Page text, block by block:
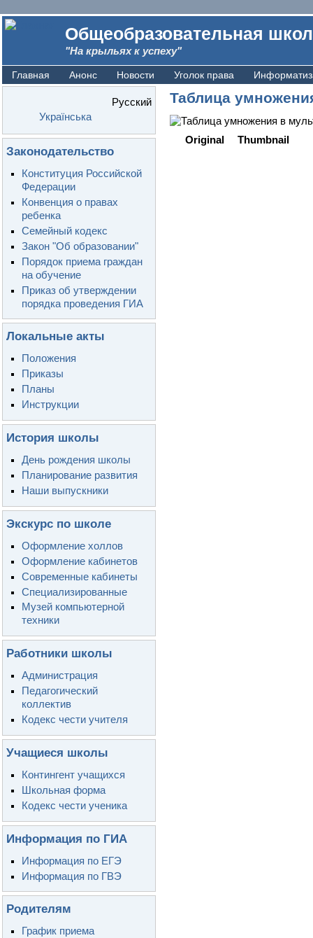
Общеобразовательная
"На крыльях к успеху"
Главная Анонс Новости Уголок права
Русский
Українська
Законодательство
Конституция Российской
Федерации
Конвенция о правах
ребенка
Семейный кодекс
Закон "Об образовании"
Порядок приема граждан
на обучение
Приказ об утверждении
порядка проведения ГИА
Локальные акты
Положения
Приказы
Планы
Инструкции
История школы
День рождения школы
Планирование развития
Наши выпускники
Экскурс по школе
Оформление холлов
Оформление кабинетов
Современные кабинеты
Специализированные
Музей компьютерной
техники
Работники школы
Администрация
Педагогический
коллектив
Кодекс чести учителя
Учащиеся школы
Контингент учащихся
Школьная форма
Кодекс чести ученика
Информация по ГИА
Информация по ЕГЭ
Информация по ГВЭ
Родителям
График приема
Таблица
Original Thumbnail